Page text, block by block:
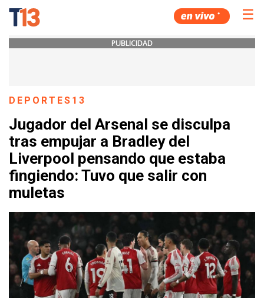
☰
PUBLICIDAD
DEPORTES13
Jugador del Arsenal se disculpa
tras empujar a Bradley del
Liverpool pensando que estaba
fingiendo: Tuvo que salir con
muletas